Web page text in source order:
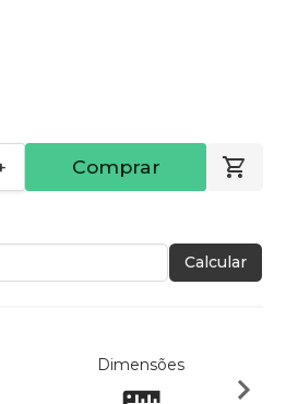
Comprar
Calcular
Dimensões